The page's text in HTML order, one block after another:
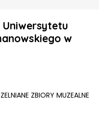
w
ZBIORY MUZEALNE